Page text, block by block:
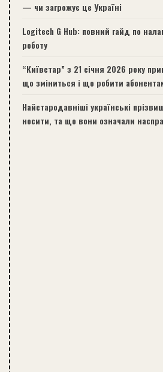
— чи загрожує це Україні
Logitech G Hub: повний гайд по
роботу
“Київстар” з 21 січня 2026 року
що зміниться і що робити
Найстародавніші українські
носити, та що вони означали